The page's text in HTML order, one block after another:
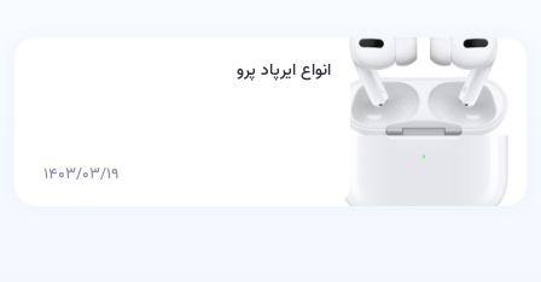
انواع ایرپاد پرو
۱۴۰۳/۰۳/۱۹